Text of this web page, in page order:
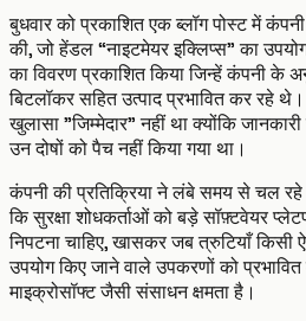
बुधवार को प्रकाशित एक ब्लॉग पोस्ट में
की, जो हेंडल “नाइटमेयर इक्लिप्स” का
का विवरण प्रकाशित किया जिन्हें कंपनी
बिटलॉकर सहित उत्पाद प्रभावित कर रहे
खुलासा "जिम्मेदार" नहीं था क्योंकि
उन दोषों को पैच नहीं किया गया था।
कंपनी की प्रतिक्रिया ने लंबे समय से चल
कि सुरक्षा शोधकर्ताओं को बड़े सॉफ़्टवेयर
निपटना चाहिए, खासकर जब त्रुटियाँ
उपयोग किए जाने वाले उपकरणों को
माइक्रोसॉफ्ट जैसी संसाधन क्षमता है।